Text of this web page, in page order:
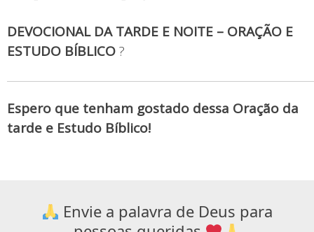
DEVOCIONAL DA TARDE E NOITE – ORAÇÃO E
ESTUDO BÍBLICO?
Espero que tenham gostado dessa Oração da
tarde e Estudo Bíblico!
Envie a palavra de Deus para